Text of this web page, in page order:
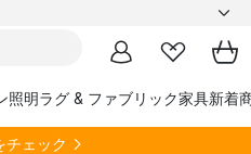
照明ラグ & ファブリック家具新着
チェック